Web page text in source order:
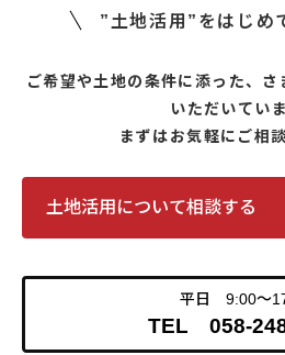
”土地活用”をはじめ
ご希望や土地の条件に添った、
いただいていま
まずはお気軽にご相
土地活用について相談する
平日 9:00～
TEL 058-